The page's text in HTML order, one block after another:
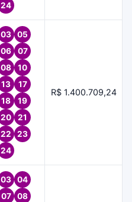
24
03
05
06
07
08
10
13
17
18
19
20
21
22
23
24
R$ 1.400.709,24
03
04
07
08